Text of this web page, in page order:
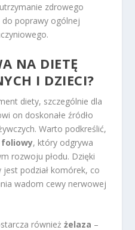
zdrowego
do poprawy ogólnej
NA DIETĘ
I DZIECI?
diety, szczególnie dla
on doskonałe źródło
Warto podkreślić,
, który odgrywa
rozwoju płodu. Dzięki
jest podział komórek, co
wadom cewy nerwowej
równieżżelaza –